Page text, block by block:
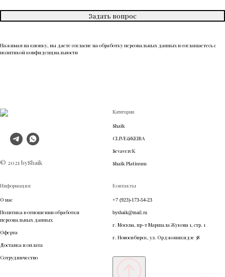
Задать вопрос
Нажимая на кнопку, вы даете согласие на обработку персональных данных и соглашаетесь c
политикой конфиденциальности
© 2021 byShaik
Категории
Shaik
CLIVE&KEIRA
SevavereK
Shaik Platinum
Информация
О нас
Политика в отношении обработки
персональных данных
Оферта
Доставка и оплата
Сотрудничество
Контакты
+7 (923)-173-54-23
byshaik@mail.ru
г. Москва, пр-т Маршала Жукова 1, стр. 1
г. Новосибирск, ул. Орджоникидзе 38